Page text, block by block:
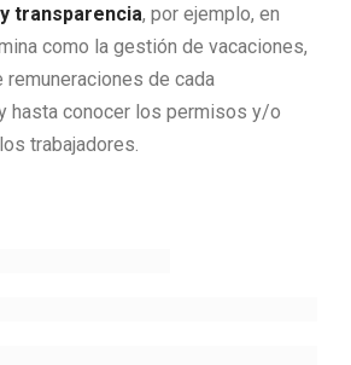
transparencia, por ejemplo, en
como la gestión de vacaciones,
de cada
hasta conocer los permisos y/o
trabajadores.